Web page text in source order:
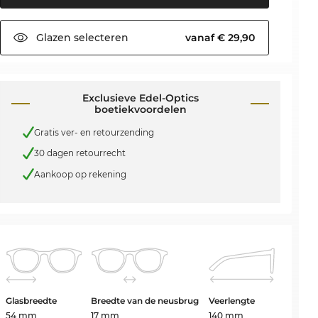
Glazen selecteren vanaf € 29,90
Exclusieve Edel-Optics
boetiekvoordelen
Gratis ver- en retourzending
30 dagen retourrecht
Aankoop op rekening
Glasbreedte
54 mm
Breedte van de neusbrug
17 mm
Veerlengte
140 mm